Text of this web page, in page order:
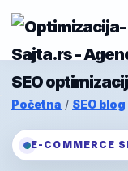
Početna / SEO blog
E-COMMERCE